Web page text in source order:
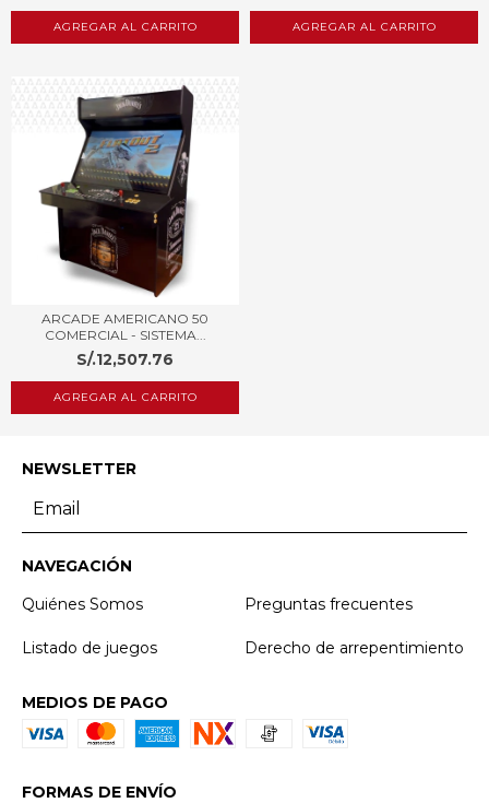
AGREGAR AL CARRITO AGREGAR AL CARRITO
ARCADE AMERICANO 50
COMERCIAL - SISTEMA...
S/.12,507.76
AGREGAR AL CARRITO
NEWSLETTER
NAVEGACIÓN
Quiénes Somos
Preguntas frecuentes
Listado de juegos Derecho de arrepentimiento
MEDIOS DE PAGO
FORMAS DE ENVÍO